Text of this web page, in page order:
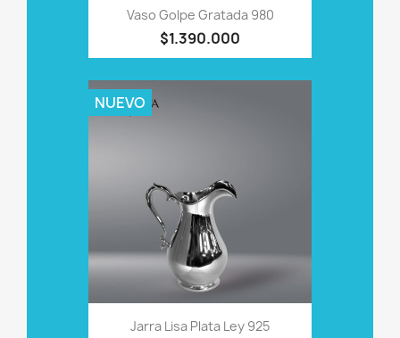
Vaso Golpe Gratada 980
$1.390.000
Jarra Lisa Plata Ley 925
NUEVO